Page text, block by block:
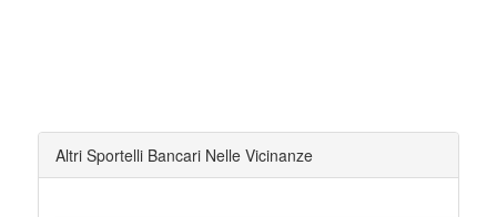
Altri Sportelli Bancari Nelle Vicinanze